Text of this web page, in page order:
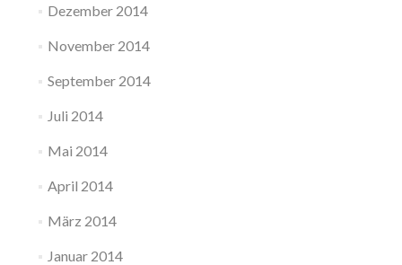
Dezember 2014
November 2014
September 2014
Juli 2014
Mai 2014
April 2014
März 2014
Januar 2014